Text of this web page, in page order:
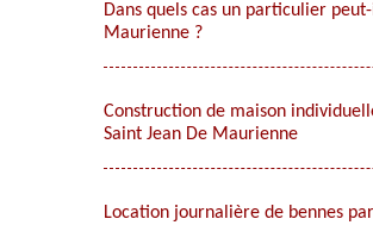
Dans quels cas un particulier
Maurienne ?
Construction de maison
Saint Jean De Maurienne
Location journalière de bennes